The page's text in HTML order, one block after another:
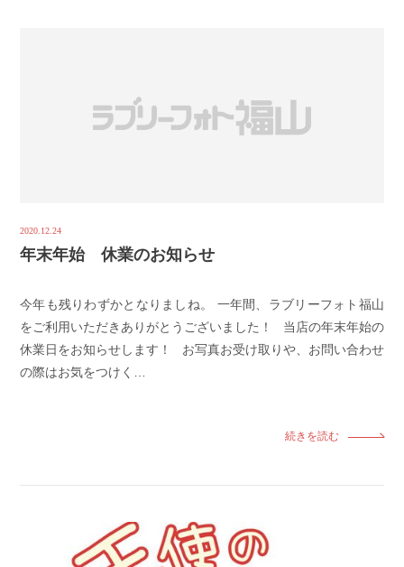
2020.12.24
年末年始 休業のお知らせ
今年も残りわずかとなりましね。 一年間、ラブリーフォト福山
をご利用いただきありがとうございました！ 当店の年末年始の
休業日をお知らせします！ お写真お受け取りや、お問い合わせ
の際はお気をつけく…
続きを読む